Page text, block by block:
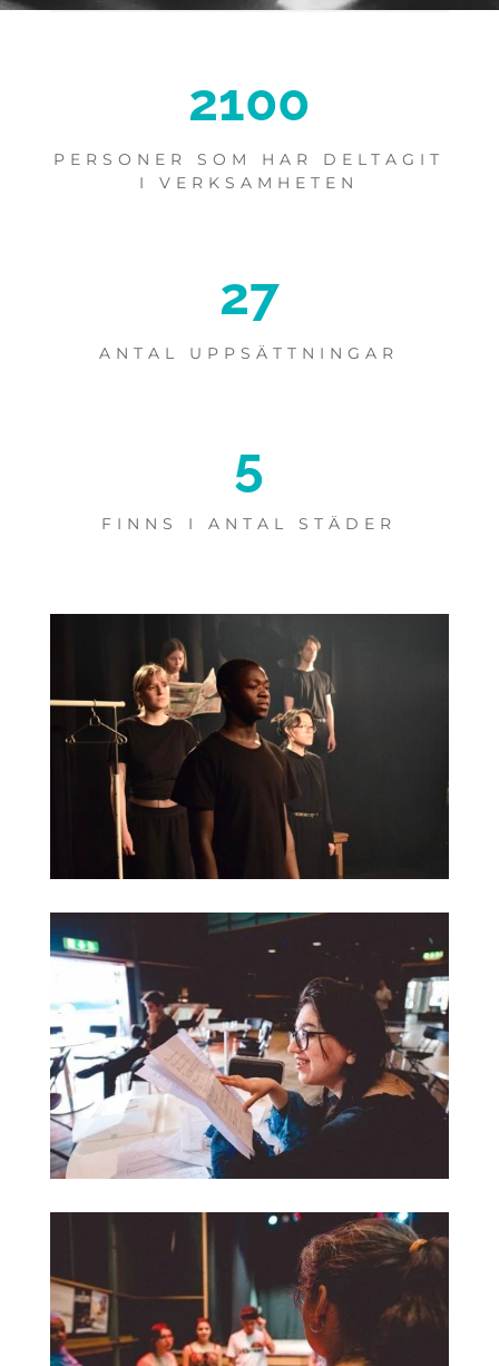
2100
PERSONER SOM HAR DELTAGIT
I VERKSAMHETEN
27
ANTAL UPPSÄTTNINGAR
5
FINNS I ANTAL STÄDER